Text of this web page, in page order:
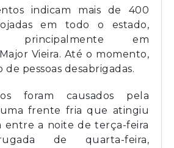
indicam mais de 400
em todo o estado,
principalmente em
Vieira. Até o momento,
pessoas desabrigadas.
foram causados pela
uma frente fria que atingiu
entre a noite de terça-feira
de quarta-feira,